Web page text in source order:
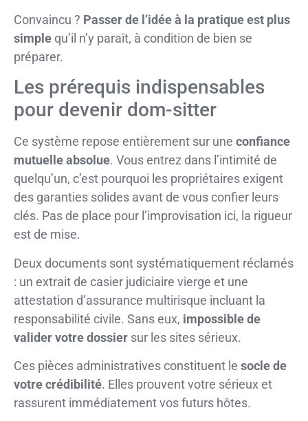
Convaincu ? Passer de l’idée à la pratique est plus
simple qu’il n’y paraît, à condition de bien se
préparer.
Les prérequis indispensables
pour devenir dom-sitter
Ce système repose entièrement sur une confiance
mutuelle absolue. Vous entrez dans l’intimité de
quelqu’un, c’est pourquoi les propriétaires exigent
des garanties solides avant de vous confier leurs
clés. Pas de place pour l’improvisation ici, la rigueur
est de mise.
Deux documents sont systématiquement réclamés
: un extrait de casier judiciaire vierge et une
attestation d’assurance multirisque incluant la
responsabilité civile. Sans eux, impossible de
valider votre dossier sur les sites sérieux.
Ces pièces administratives constituent le socle de
votre crédibilité. Elles prouvent votre sérieux et
rassurent immédiatement vos futurs hôtes.